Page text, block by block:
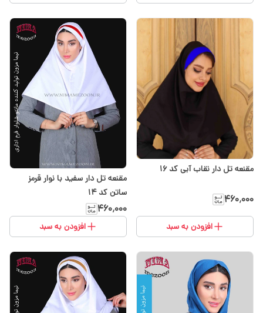
مقنعه تل دار نقاب آبی کد 16
۴۶۰٬۰۰۰
افزودن به سبد
مقنعه تل دار سفید با نوار قرمز
ساتن کد ۱۴
۴۶۰٬۰۰۰
افزودن به سبد